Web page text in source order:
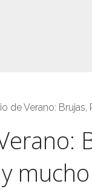
de Verano: